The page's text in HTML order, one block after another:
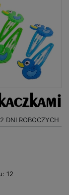
DNI ROBOCZYCH
12